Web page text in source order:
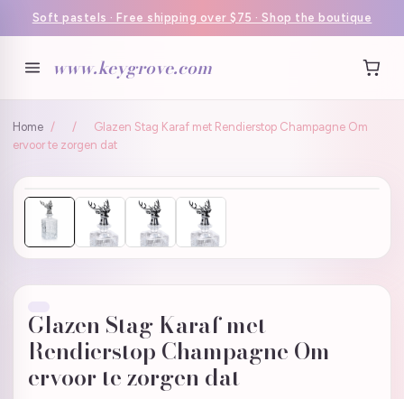
Soft pastels · Free shipping over $75 · Shop the boutique
www.keygrove.com
Home / /
Glazen Stag Karaf met Rendierstop Champagne Om
ervoor te zorgen dat
Glazen Stag Karaf met
Rendierstop Champagne Om
ervoor te zorgen dat